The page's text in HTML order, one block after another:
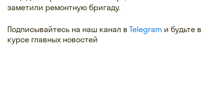
заметили ремонтную бригаду.
Подписывайтесь на наш канал в Telegram и будьте в
курсе главных новостей